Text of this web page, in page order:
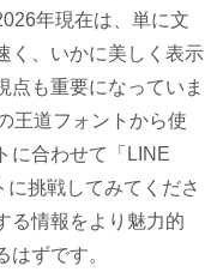
年現在は、単に文
く、いかに美しく表示
点も重要になっていま
王道フォントから使
に合わせて「LINE
挑戦してみてくださ
る情報をより魅力的
ずです。